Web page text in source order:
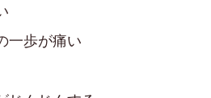
一歩が痛い